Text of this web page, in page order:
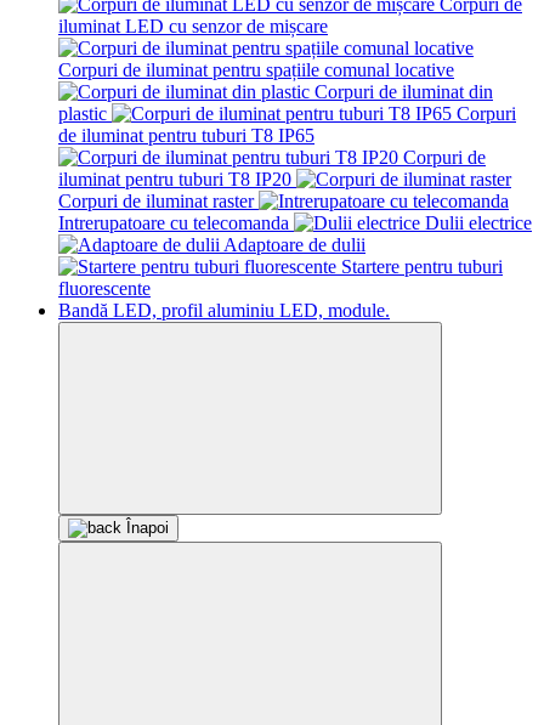
Corpuri de
iluminat LED cu senzor de mișcare
Corpuri de iluminat pentru spațiile comunal locative
Corpuri de iluminat din
plastic
Corpuri
de iluminat pentru tuburi T8 IP65
Corpuri de
iluminat pentru tuburi T8 IP20
Corpuri de iluminat raster
Intrerupatoare cu telecomanda
Dulii electrice
Adaptoare de dulii
Startere pentru tuburi
fluorescente
Bandă LED, profil aluminiu LED, module.
Înapoi